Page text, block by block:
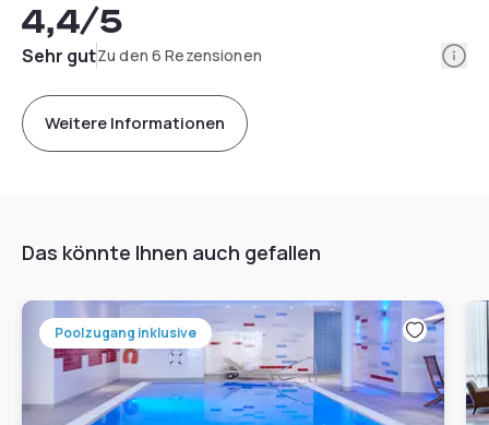
4,4/5
Sehr gutZu den 6 Rezensionen
Weitere Informationen
Das könnte Ihnen auch gefallen
Poolzugang inklusive